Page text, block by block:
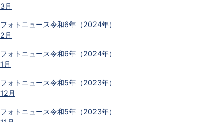
3月
フォトニュース令和6年（2024年）
2月
フォトニュース令和6年（2024年）
1月
フォトニュース令和5年（2023年）
12月
フォトニュース令和5年（2023年）